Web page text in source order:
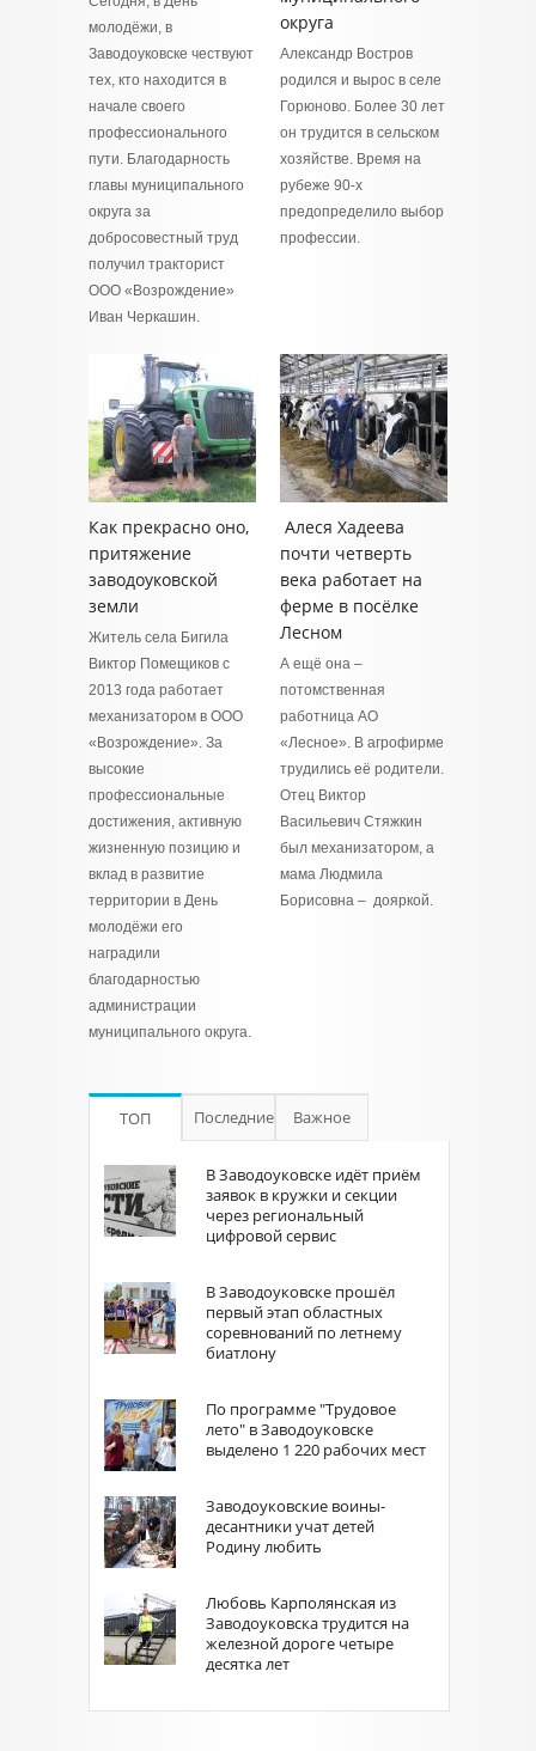
молодёжи, в
Заводоуковске чествуют
тех, кто находится в
начале своего
профессионального
пути. Благодарность
главы муниципального
округа за
добросовестный труд
получил тракторист
ООО «Возрождение»
Иван Черкашин.
округа
Александр Востров
родился и вырос в селе
Горюново. Более 30 лет
он трудится в сельском
хозяйстве. Время на
рубеже 90-х
предопределило выбор
профессии.
Как прекрасно оно,
притяжение
заводоуковской
земли
Житель села Бигила
Виктор Помещиков с
2013 года работает
механизатором в ООО
«Возрождение». За
высокие
профессиональные
достижения, активную
жизненную позицию и
вклад в развитие
территории в День
молодёжи его
наградили
благодарностью
администрации
муниципального округа.
Алеся Хадеева
почти четверть
века работает на
ферме в посёлке
Лесном
А ещё она –
потомственная
работница АО
«Лесное». В агрофирме
трудились её родители.
Отец Виктор
Васильевич Стяжкин
был механизатором, а
мама Людмила
Борисовна – дояркой.
ТОП Последние Важное
В Заводоуковске идёт приём
заявок в кружки и секции
через региональный
цифровой сервис
В Заводоуковске прошёл
первый этап областных
соревнований по летнему
биатлону
По программе "Трудовое
лето" в Заводоуковске
выделено 1 220 рабочих мест
Заводоуковские воины-
десантники учат детей
Родину любить
Любовь Карполянская из
Заводоуковска трудится на
железной дороге четыре
десятка лет